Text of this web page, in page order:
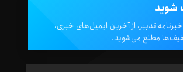
شوید
تدبیر، از آخرین ایمیل‌های خبری،
مطلع می‌شوید.